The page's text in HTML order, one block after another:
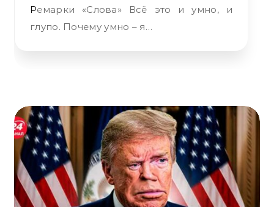
Ремарки «Слова» Всё это и умно, и
глупо. Почему умно – я…